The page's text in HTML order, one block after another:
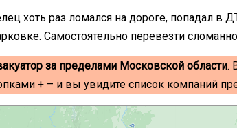
хоть раз ломался на дороге, попадал в
Самостоятельно перевезти
за пределами Московской области.
+ – и вы увидите список компаний